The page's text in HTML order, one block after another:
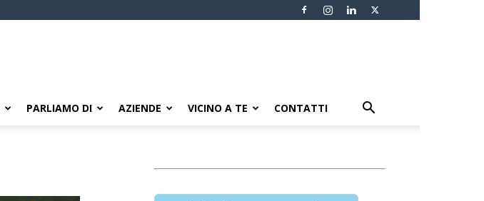
PARLIAMO DI AZIENDE VICINO A TE CONTATTI